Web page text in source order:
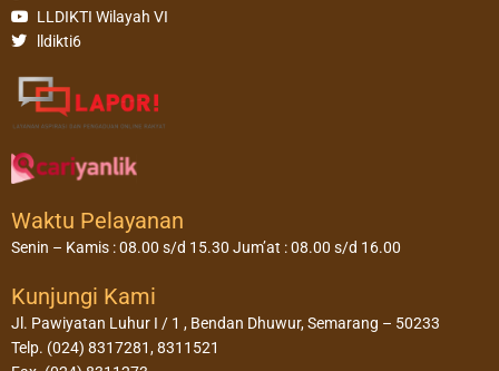
LLDIKTI Wilayah VI
lldikti6
Waktu Pelayanan
Senin – Kamis : 08.00 s/d 15.30 Jum’at : 08.00 s/d 16.00
Kunjungi Kami
Jl. Pawiyatan Luhur I / 1 , Bendan Dhuwur, Semarang – 50233
Telp. (024) 8317281, 8311521